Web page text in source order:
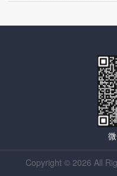
Copyright © 2026 All